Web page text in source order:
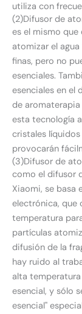
utiliza con
(2)Difusor de
es el mismo que
atomizar el
finas, pero no
esenciales.
esenciales en el
de aromaterapia
esta tecnología
cristales líquidos
provocarán
(3)Difusor de
como el difusor
Xiaomi, se basa
electrónica, que
temperatura
partículas
difusión de la
hay ruido al
alta
esencial, y sólo
esencial"